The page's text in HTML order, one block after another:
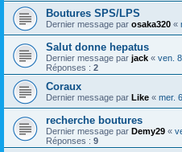
Boutures SPS/LPS
Dernier message par osaka320 «
Salut donne hepatus
Dernier message par jack « ven.
Réponses : 2
Coraux
Dernier message par Like « mer.
recherche boutures
Dernier message par Demy29 «
Réponses : 9